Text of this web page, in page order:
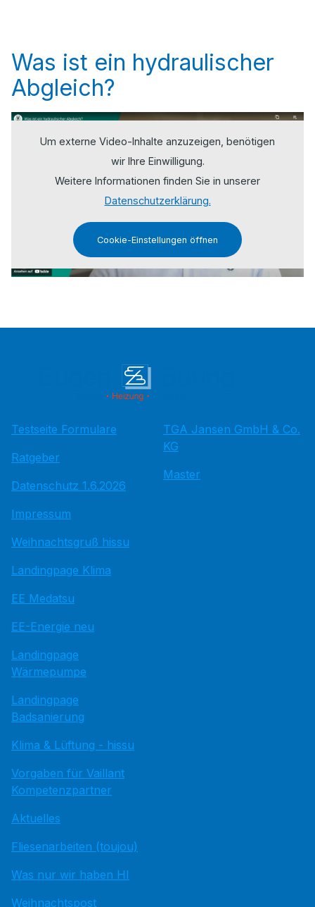
Was ist ein hydraulischer
Abgleich?
Um externe Video-Inhalte anzuzeigen, benötigen
wir Ihre Einwilligung.
Weitere Informationen finden Sie in unserer
Datenschutzerklärung.
Cookie-Einstellungen öffnen
Testseite Formulare
Ratgeber
Datenschutz 1.6.2026
Impressum
Weihnachtsgruß hissu
Landingpage Klima
EE Medatsu
EE-Energie neu
Landingpage
Wärmepumpe
Landingpage
Badsanierung
Klima & Lüftung - hissu
Vorgaben für Vaillant
Kompetenzpartner
Aktuelles
Fliesenarbeiten (toujou)
Was nur wir haben HI
Weihnachtspost
TGA Jansen GmbH & Co.
KG
Master